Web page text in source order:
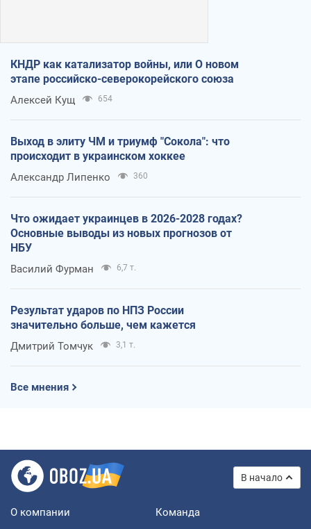
КНДР как катализатор войны, или О новом
этапе российско-северокорейского союза
Алексей Кущ 654
Выход в элиту ЧМ и триумф "Сокола": что
происходит в украинском хоккее
Александр Липенко 360
Что ожидает украинцев в 2026-2028 годах?
Основные выводы из новых прогнозов от
НБУ
Василий Фурман 6,7 т.
Результат ударов по НПЗ России
значительно больше, чем кажется
Дмитрий Томчук 3,1 т.
Все мнения
В начало
О компании Команда